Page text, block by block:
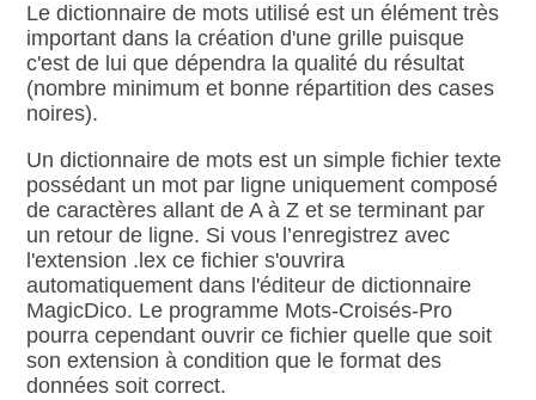
Le dictionnaire de mots utilisé est un élément très
important dans la création d'une grille puisque
c'est de lui que dépendra la qualité du résultat
(nombre minimum et bonne répartition des cases
noires).
Un dictionnaire de mots est un simple fichier texte
possédant un mot par ligne uniquement composé
de caractères allant de A à Z et se terminant par
un retour de ligne. Si vous l’enregistrez avec
l'extension .lex ce fichier s'ouvrira
automatiquement dans l'éditeur de dictionnaire
MagicDico. Le programme Mots‑Croisés‑Pro
pourra cependant ouvrir ce fichier quelle que soit
son extension à condition que le format des
données soit correct.